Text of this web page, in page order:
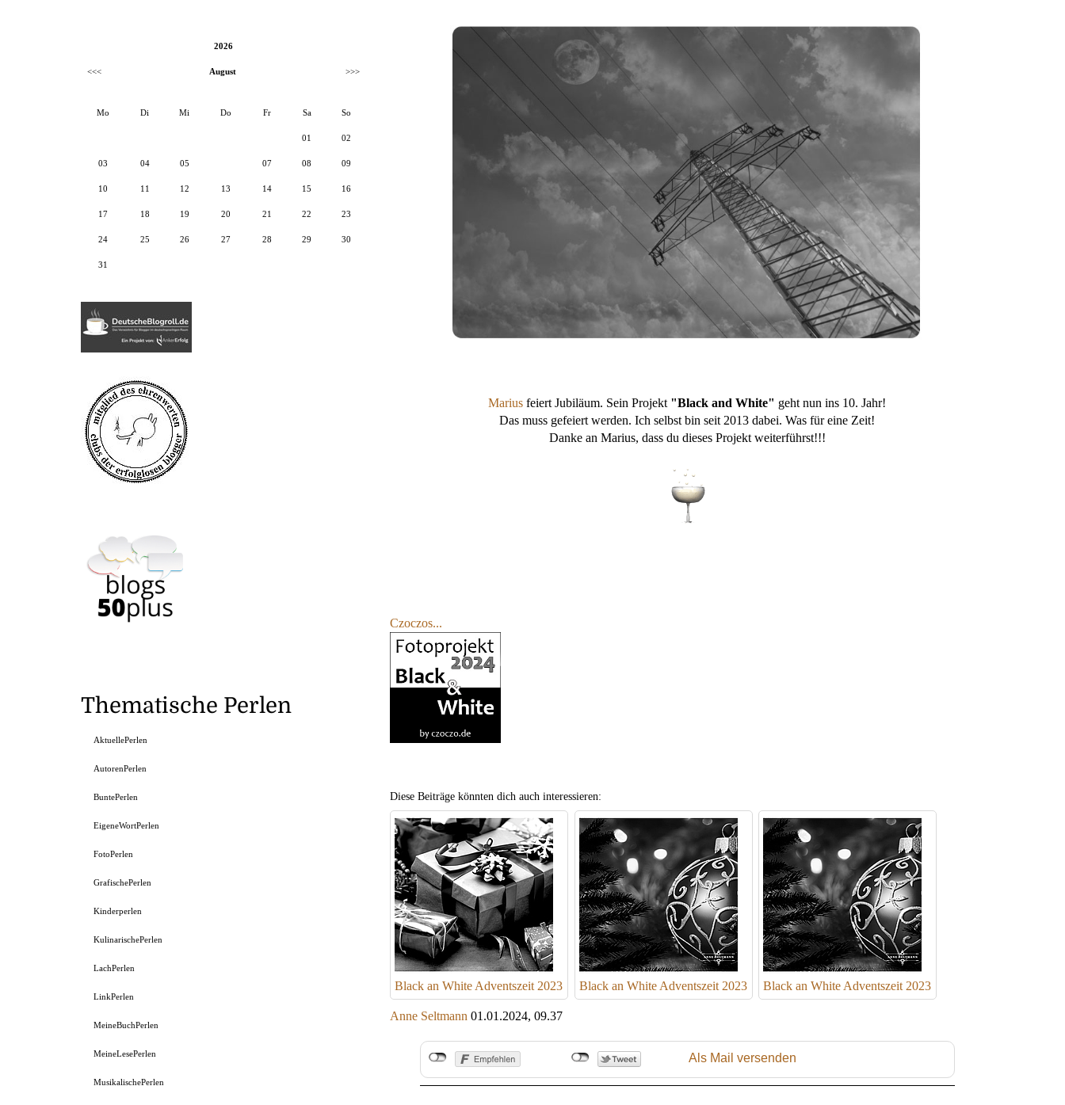
Marius feiert Jubiläum. Sein Projekt "Black and White" geht nun ins 10. Jahr!
Das muss gefeiert werden. Ich selbst bin seit 2013 dabei. Was für eine Zeit!
Danke an Marius, dass du dieses Projekt weiterführst!!!
Czoczos...
Diese Beiträge könnten dich auch interessieren:
Black an White Adventszeit 2023 Black an White Adventszeit 2023 Black an White Adventszeit 2023
Anne Seltmann 01.01.2024, 09.37
Als Mail versenden
2026
<<< August >>>
Mo Di Mi Do Fr Sa So
01 02
03 04 05 07 08 09
10 11 12 13 14 15 16
17 18 19 20 21 22 23
24 25 26 27 28 29 30
31
Thematische Perlen
AktuellePerlen
AutorenPerlen
BuntePerlen
EigeneWortPerlen
FotoPerlen
GrafischePerlen
Kinderperlen
KulinarischePerlen
LachPerlen
LinkPerlen
MeineBuchPerlen
MeineLesePerlen
MusikalischePerlen